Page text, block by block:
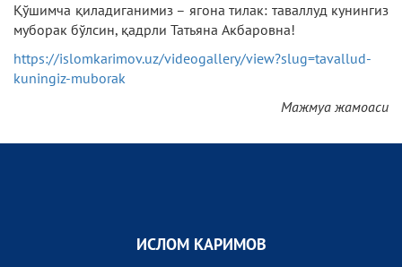
Қўшимча қиладиганимиз – ягона тилак: таваллуд кунингиз
муборак бўлсин, қадрли Татьяна Акбаровна!
https://islomkarimov.uz/videogallery/view?slug=tavallud-
kuningiz-muborak
Мажмуа жамоаси
ИСЛОМ КАРИМОВ